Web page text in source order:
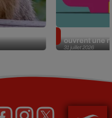
31 juillet 2026
ouvrent une